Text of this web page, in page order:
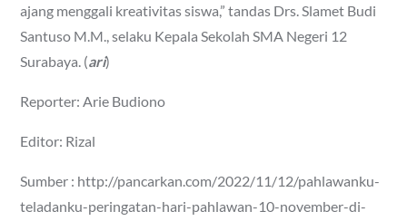
ajang menggali kreativitas siswa,” tandas Drs. Slamet Budi
Santuso M.M., selaku Kepala Sekolah SMA Negeri 12
Surabaya. (ari)
Reporter: Arie Budiono
Editor: Rizal
Sumber : http://pancarkan.com/2022/11/12/pahlawanku-
teladanku-peringatan-hari-pahlawan-10-november-di-